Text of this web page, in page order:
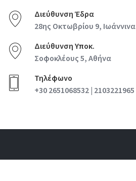
Διεύθυνση Έδρα
28ης Οκτωβρίου 9, Ιωάννινα
Διεύθυνση Υποκ.
Σοφοκλέους 5, Αθήνα
Τηλέφωνο
+30 2651068532 | 2103221965